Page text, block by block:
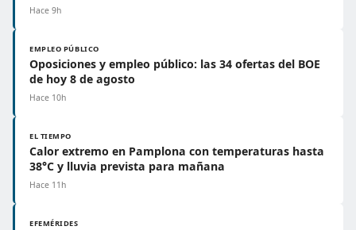
Hace 9h
EMPLEO PÚBLICO
Oposiciones y empleo público: las 34 ofertas del BOE
de hoy 8 de agosto
Hace 10h
EL TIEMPO
Calor extremo en Pamplona con temperaturas hasta
38°C y lluvia prevista para mañana
Hace 11h
EFEMÉRIDES